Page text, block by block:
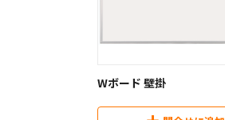
Wボード 壁掛